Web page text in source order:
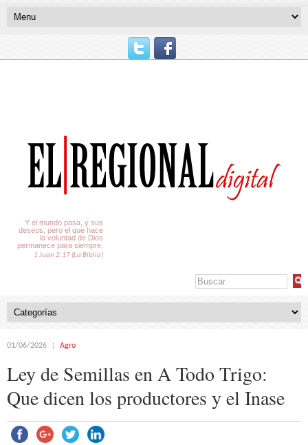
Y el mundo pasa, y sus
deseos; pero el que hace
la voluntad de Dios
permanece para siempre.
1 Juan 2:17 (La Biblia)
01/06/2026 Agro
Ley de Semillas en A Todo Trigo:
Que dicen los productores y el Inase